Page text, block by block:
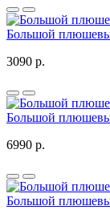
Большой
3090 р.
Большой
6990 р.
Большой